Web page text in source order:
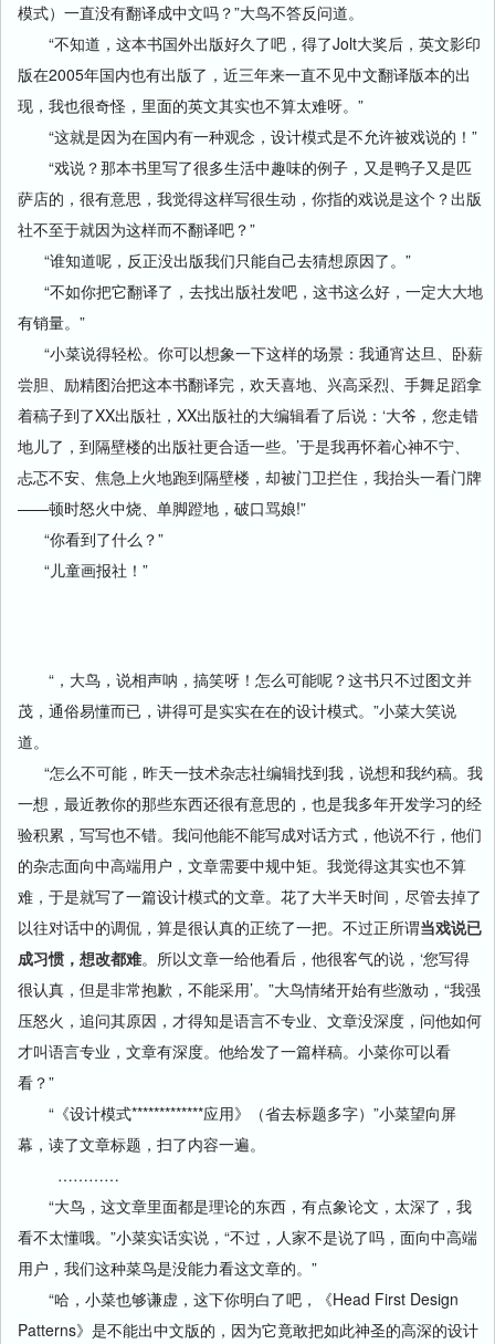
模式）一直没有翻译成中文吗？”大鸟不答反问道。
“不知道，这本书国外出版好久了吧，得了Jolt大奖后，英文影印
版在2005年国内也有出版了，近三年来一直不见中文翻译版本的出
现，我也很奇怪，里面的英文其实也不算太难呀。”
“这就是因为在国内有一种观念，设计模式是不允许被戏说的！”
“戏说？那本书里写了很多生活中趣味的例子，又是鸭子又是匹
萨店的，很有意思，我觉得这样写很生动，你指的戏说是这个？出版
社不至于就因为这样而不翻译吧？”
“谁知道呢，反正没出版我们只能自己去猜想原因了。”
“不如你把它翻译了，去找出版社发吧，这书这么好，一定大大地
有销量。”
“小菜说得轻松。你可以想象一下这样的场景：我通宵达旦、卧薪
尝胆、励精图治把这本书翻译完，欢天喜地、兴高采烈、手舞足蹈拿
着稿子到了XX出版社，XX出版社的大编辑看了后说：‘大爷，您走错
地儿了，到隔壁楼的出版社更合适一些。’于是我再怀着心神不宁、
忐忑不安、焦急上火地跑到隔壁楼，却被门卫拦住，我抬头一看门牌
——顿时怒火中烧、单脚蹬地，破口骂娘!”
“你看到了什么？”
“儿童画报社！”
“ ，大鸟，说相声呐，搞笑呀！怎么可能呢？这书只不过图文并
茂，通俗易懂而已，讲得可是实实在在的设计模式。”小菜大笑说
道。
“怎么不可能，昨天一技术杂志社编辑找到我，说想和我约稿。我
一想，最近教你的那些东西还很有意思的，也是我多年开发学习的经
验积累，写写也不错。我问他能不能写成对话方式，他说不行，他们
的杂志面向中高端用户，文章需要中规中矩。我觉得这其实也不算
难，于是就写了一篇设计模式的文章。花了大半天时间，尽管去掉了
以往对话中的调侃，算是很认真的正统了一把。不过正所谓当戏说已
成习惯，想改都难。所以文章一给他看后，他很客气的说，‘您写得
很认真，但是非常抱歉，不能采用’。”大鸟情绪开始有些激动 ，“我强
压怒火，追问其原因，才得知是语言不专业、文章没深度，问他如何
才叫语言专业，文章有深度。他给发了一篇样稿。小菜你可以看
看？”
“《设计模式*************应用》（省去标题多字）”小菜望向屏
幕，读了文章标题，扫了内容一遍。
…………
“大鸟，这文章里面都是理论的东西，有点象论文，太深了，我
看不太懂哦。”小菜实话实说，“不过，人家不是说了吗，面向中高端
用户，我们这种菜鸟是没能力看这文章的。”
“哈，小菜也够谦虚，这下你明白了吧，《Head First Design
Patterns》是不能出中文版的，因为它竟敢把如此神圣的高深的设计